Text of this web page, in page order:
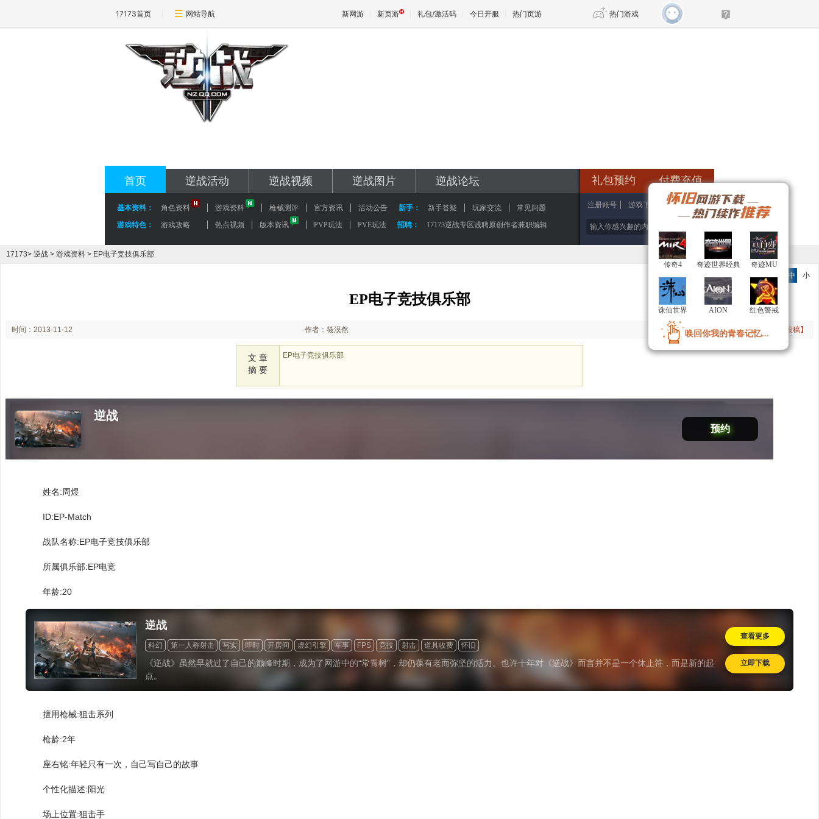
17173首页 网站导航 新网游 新页游 礼包/激活码 今日开服 热门页游 热门游戏
礼包预约 付费充值
注册账号 游戏下载 游戏官网
首页 逆战活动 逆战视频 逆战图片 逆战论坛
基本资料： 角色资料 游戏资料 枪械测评 官方资讯 活动公告 新手： 新手答疑 玩家交流
常见问题
游戏特色：
游戏攻略 热点视频 版本资讯 PVP玩法 PVE玩法 招聘： 17173逆战专区诚聘原创作者兼职编辑
17173> 逆战 > 游戏资料 > EP电子竞技俱乐部
字号： 大 中 小
EP电子竞技俱乐部
时间：2013-11-12 作者：筱漠然 手机订阅 参与评论( 【投稿】
文 章
摘 要
EP电子竞技俱乐部
逆战
预约
姓名:周煜
ID:EP-Match
战队名称:EP电子竞技俱乐部
所属俱乐部:EP电竞
年龄:20
逆战
科幻 第一人称射击 写实 即时 开房间 虚幻引擎 军事 FPS 竞技 射击 道具收费 怀旧
《逆战》虽然早就过了自己的巅峰时期，成为了网游中的“常青树”，却仍葆有老而弥坚的活力。也许十年对《逆战》而言并不是一个休止符，而是新的起
点。
查看更多
立即下载
擅用枪械:狙击系列
枪龄:2年
座右铭:年轻只有一次，自己写自己的故事
个性化描述:阳光
场上位置:狙击手
传奇4 奇迹世界经典 奇迹MU
诛仙世界 AION 红色警戒
唤回你我的青春记忆...
传奇4 奇迹世界经典 奇迹MU
诛仙世界 AION 红色警戒
唤回你我的青春记忆...